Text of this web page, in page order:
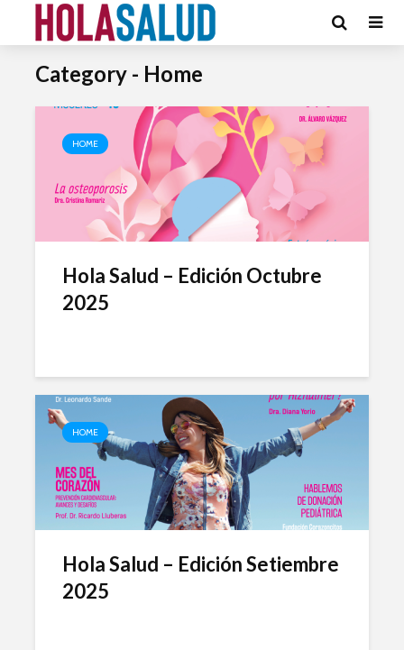
Category - Home
HOME
Hola Salud – Edición Octubre
2025
HOME
Hola Salud – Edición Setiembre
2025